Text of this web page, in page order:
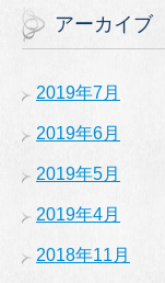
アーカイブ
2019年7月
2019年6月
2019年5月
2019年4月
2018年11月